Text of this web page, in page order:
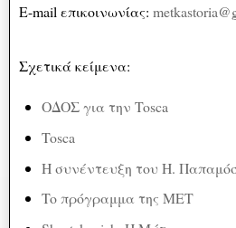
E-mail επικοινωνίας:
Σχετικά κείμενα:
ΟΔΟΣ για την Tosca
Tosca
H συνέντευξη του Η.
To πρόγραμμα της ΜΕΤ